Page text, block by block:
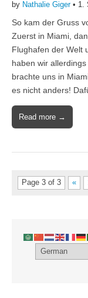
by Nathalie Giger• 1.
So kam der Gruss
Zuerst in Miami,
Flughafen der Welt
haben wir
brachte uns in
es nicht anders!
Read more →
Page 3 of 3 «